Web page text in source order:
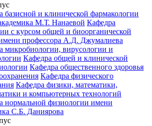
базисной и клинической фармакологии
М.Т. Нанаевой Кафедра
с курсом общей и биоорганической
профессора А.Д. Джумалиева
микробиологии, вирусологии и
Кафедра общей и клинической
Кафедра общественного здоровья
Кафедра физического
Кафедра физики, математики,
и компьютерных технологий
нормальной физиологии имени
С.Б. Даниярова